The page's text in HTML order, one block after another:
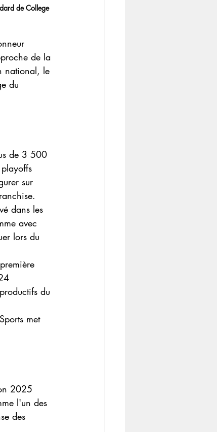
de College
de la
national, le
du
de 3 500
sur
dans les
avec
lors du
du
met
2025
l'un des
des